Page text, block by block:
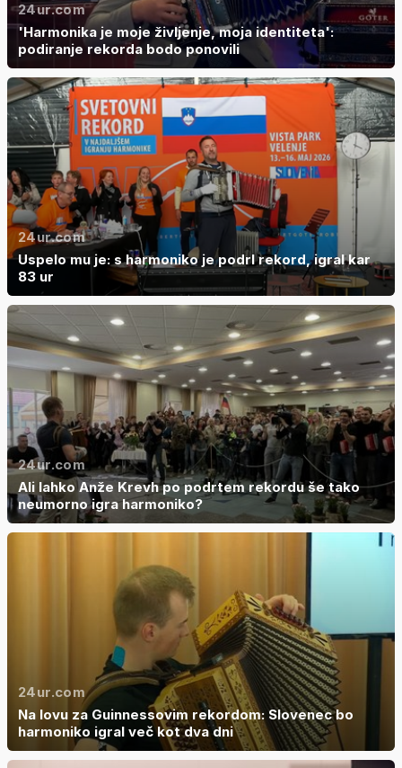
24ur.com
'Harmonika je moje življenje, moja identiteta':
podiranje rekorda bodo ponovili
24ur.com
Uspelo mu je: s harmoniko je podrl rekord, igral kar
83 ur
24ur.com
Ali lahko Anže Krevh po podrtem rekordu še tako
neumorno igra harmoniko?
24ur.com
Na lovu za Guinnessovim rekordom: Slovenec bo
harmoniko igral več kot dva dni